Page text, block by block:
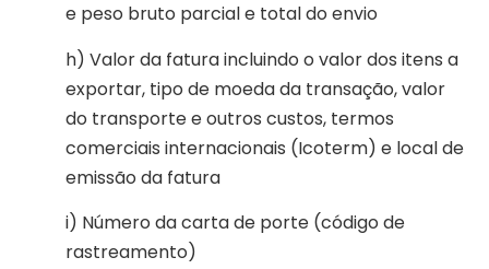
e peso bruto parcial e total do envio
h) Valor da fatura incluindo o valor dos itens a
exportar, tipo de moeda da transação, valor
do transporte e outros custos, termos
comerciais internacionais (Icoterm) e local de
emissão da fatura
i) Número da carta de porte (código de
rastreamento)